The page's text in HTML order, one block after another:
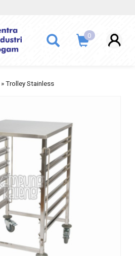
0
»Trolley Stainless